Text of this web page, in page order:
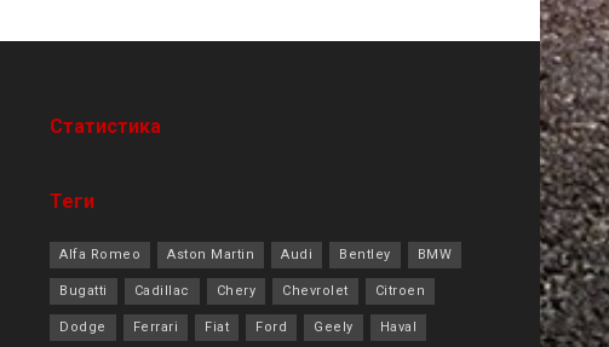
Cтатистика
Теги
Alfa Romeo Aston Martin Audi Bentley BMW
Bugatti Cadillac Chery Chevrolet Citroen
Dodge Ferrari Fiat Ford Geely Haval